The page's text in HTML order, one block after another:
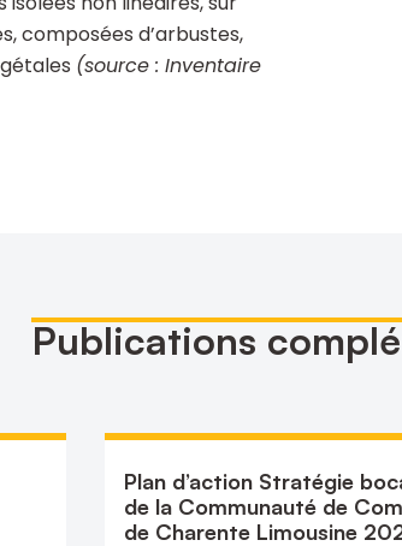
composées d’arbustes,
(source : Inventaire
Publications
Plan d’action Stratégie
de la Communauté de
de Charente Limousine